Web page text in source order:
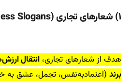
۱) شعارهای تجاری (Business Slogans)
هدف از شعارهای تجاری، انتقال
برند (اعتمادبه‌نفس، تجمل، عشق به